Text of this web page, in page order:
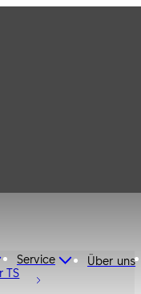
Service
Über uns
TS